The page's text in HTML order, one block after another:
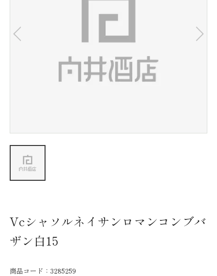
会社情報
Vcシャソルネイサンロマンコンブバ
ザン白15
商品コード： 3285259